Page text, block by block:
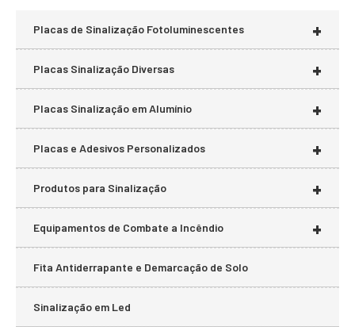
+
Placas de Sinalização Fotoluminescentes
+
Placas Sinalização Diversas
+
Placas Sinalização em Alumínio
+
Placas e Adesivos Personalizados
+
Produtos para Sinalização
+
Equipamentos de Combate a Incêndio
Fita Antiderrapante e Demarcação de Solo
Sinalização em Led